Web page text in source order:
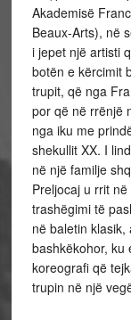
Akademisë
Beaux-Arts), në
i jepet një artisti
botën e kërcimit
trupit, që nga
por që në rrënjë
nga iku me
shekullit XX. I
në një familje
Preljocaj u rrit
trashëgimi të
në baletin
bashkëkohor, ku
koreografi që
trupin në një